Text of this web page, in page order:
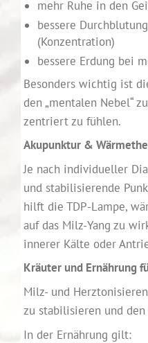
mehr Ruhe in den
bessere
(Konzentration)
bessere Erdung bei
Besonders wichtig ist
den „mentalen Nebel“
zentriert zu fühlen.
Akupunktur &
Je nach individueller
und stabilisierende
hilft die TDP-Lampe,
auf das Milz-Yang zu
innerer Kälte oder
Kräuter und Ernährung
Milz- und
zu stabilisieren und
In der Ernährung gilt: